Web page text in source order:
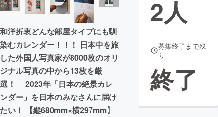
CAMPFIREふるさと納税machi-ya コミュニティ
和洋折衷どんな部屋タイプにも馴
染むカレンダー！！！ 日本中を旅
した外国人写真家が8000枚のオリ
ジナル写真の中から13枚を厳
選！ 2023年「日本の絶景カレ
ンダー」を日本のみなさんに届け
たい！ 【縦680mm×横297mm】
2人
募集終了まで残
り
終了